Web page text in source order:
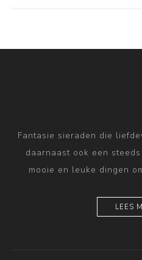
Fantasie sieraden die
daarnaast ook een
mooie en leuke dingen
LEES